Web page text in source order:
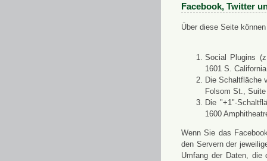
Facebook, Twitter
Über diese Seite
Social Plugins
1601 S.
Die Schaltfläche
Folsom St.,
Die "+1"-
1600
Wenn Sie das
den Servern der
Umfang der Daten, die